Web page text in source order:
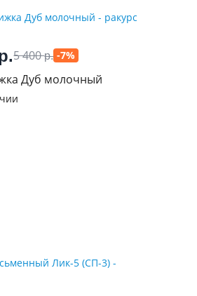
5 400р. -7%
Стол книжка Дуб молочный